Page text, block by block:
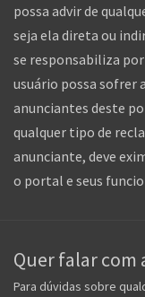
possa advir de
seja ela direta ou
se responsabiliza
usuário possa sofrer
anunciantes deste
qualquer tipo de
anunciante, deve
o portal e seus
Quer falar com
Para dúvidas sobre